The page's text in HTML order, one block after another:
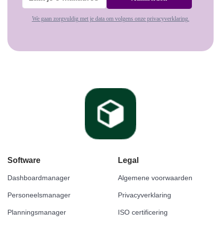
We gaan zorgvuldig met je data om volgens onze privacyverklaring.
Software
Dashboardmanager
Personeelsmanager
Planningsmanager
Legal
Algemene voorwaarden
Privacyverklaring
ISO certificering